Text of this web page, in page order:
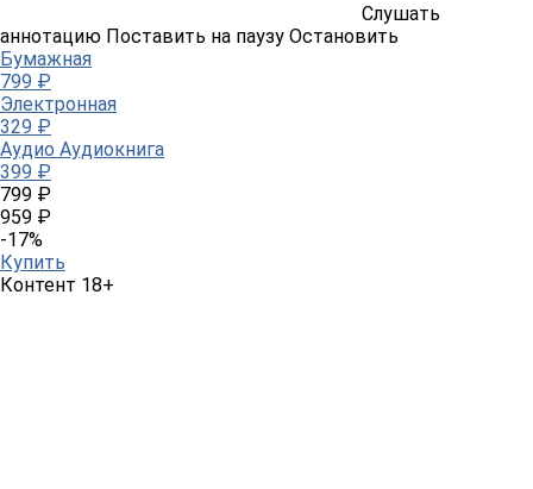
Слушать
аннотацию Поставить на паузу Остановить
Бумажная
799 ₽
Электронная
329 ₽
Аудио Аудиокнига
399 ₽
799 ₽
959 ₽
-17%
Купить
Контент 18+